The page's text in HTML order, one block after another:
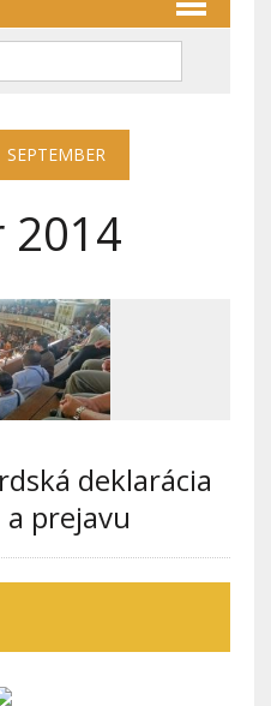
SEPTEMBER
2014
deklarácia
prejavu